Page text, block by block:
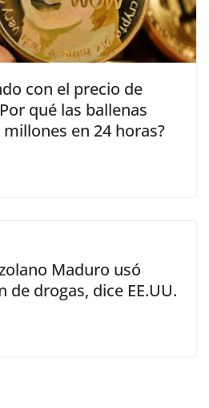
con el precio de
qué las ballenas
en 24 horas?
Maduro usó
de drogas, dice EE.UU.